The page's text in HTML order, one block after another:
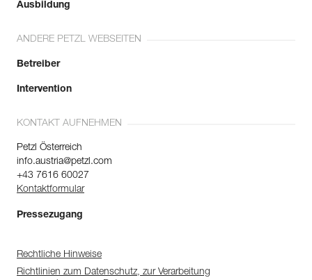
Ausbildung
ANDERE PETZL WEBSEITEN
Betreiber
Intervention
KONTAKT AUFNEHMEN
Petzl Österreich
info.austria@petzl.com
+43 7616 60027
Kontaktformular
Pressezugang
Rechtliche Hinweise
Richtlinien zum Datenschutz, zur Verarbeitung